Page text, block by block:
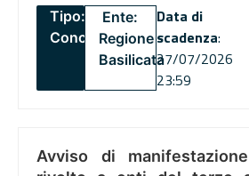
Tipo:
Concorsi
Ente:
Regione
Basilicata
Data di
scadenza:
27/07/2026
23:59
Avviso di